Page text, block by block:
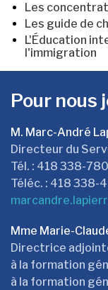
Les
Les guide de
L'Éducation
l'immigration
Pour nous
M. Marc-André
Directeur du
Tél. : 418 338-
Téléc. : 418 338-
Mme Marie-
Directrice
à la formation
à la formation